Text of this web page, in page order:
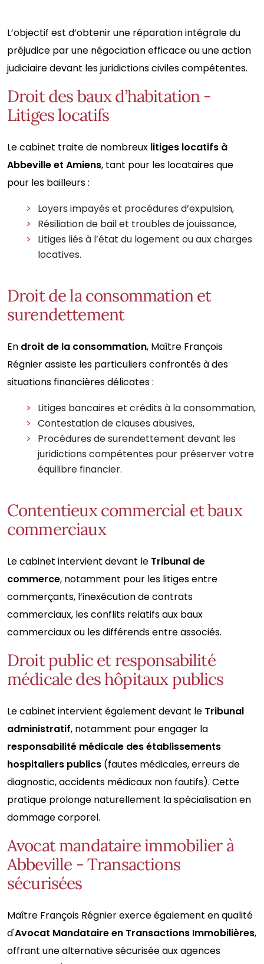
L’objectif est d’obtenir une réparation intégrale du
préjudice par une négociation efficace ou une action
judiciaire devant les juridictions civiles compétentes.
Droit des baux d’habitation -
Litiges locatifs
Le cabinet traite de nombreux litiges locatifs à
Abbeville et Amiens, tant pour les locataires que
pour les bailleurs :
Loyers impayés et procédures d’expulsion,
Résiliation de bail et troubles de jouissance,
Litiges liés à l’état du logement ou aux charges
locatives.
Droit de la consommation et
surendettement
En droit de la consommation, Maître François
Régnier assiste les particuliers confrontés à des
situations financières délicates :
Litiges bancaires et crédits à la consommation,
Contestation de clauses abusives,
Procédures de surendettement devant les
juridictions compétentes pour préserver votre
équilibre financier.
Contentieux commercial et baux
commerciaux
Le cabinet intervient devant le Tribunal de
commerce, notamment pour les litiges entre
commerçants, l’inexécution de contrats
commerciaux, les conflits relatifs aux baux
commerciaux ou les différends entre associés.
Droit public et responsabilité
médicale des hôpitaux publics
Le cabinet intervient également devant le Tribunal
administratif, notamment pour engager la
responsabilité médicale des établissements
hospitaliers publics (fautes médicales, erreurs de
diagnostic, accidents médicaux non fautifs). Cette
pratique prolonge naturellement la spécialisation en
dommage corporel.
Avocat mandataire immobilier à
Abbeville - Transactions
sécurisées
Maître François Régnier exerce également en qualité
d'Avocat Mandataire en Transactions Immobilières,
offrant une alternative sécurisée aux agences